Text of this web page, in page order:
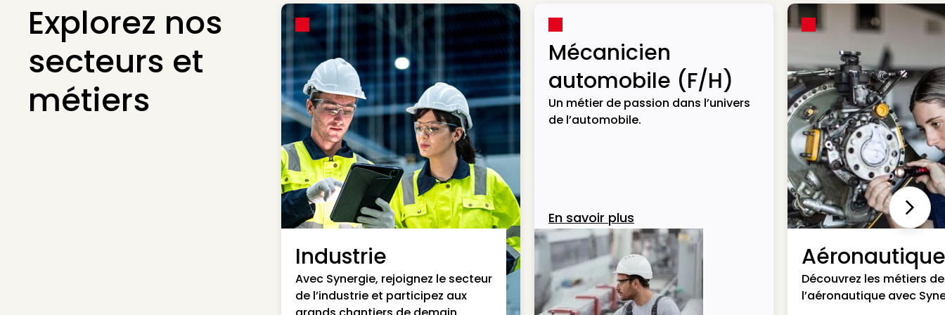
Explorez nos
secteurs et
métiers
Industrie
Avec Synergie, rejoignez le secteur
de l’industrie et participez aux
Mécanicien
automobile (F/H)
Un métier de passion dans l’univers
de l’automobile.
En savoir plus
Aéronautique
Découvrez les métiers de
l’aéronautique avec
Next